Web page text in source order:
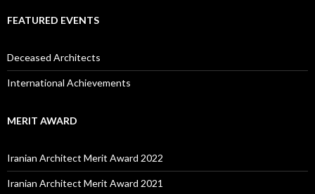
FEATURED EVENTS
Deceased Architects
International Achievements
MERIT AWARD
Iranian Architect Merit Award 2022
Iranian Architect Merit Award 2021